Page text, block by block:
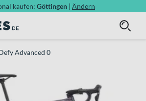
kaufen: Göttingen | Ändern
Advanced 0